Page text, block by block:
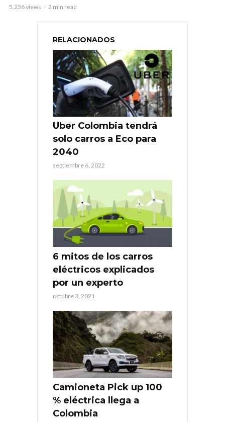
5.236 views 2 min read
RELACIONADOS
Uber Colombia tendrá
solo carros a Eco para
2040
septiembre 6, 2022
6 mitos de los carros
eléctricos explicados
por un experto
octubre 3, 2021
Camioneta Pick up 100
% eléctrica llega a
Colombia